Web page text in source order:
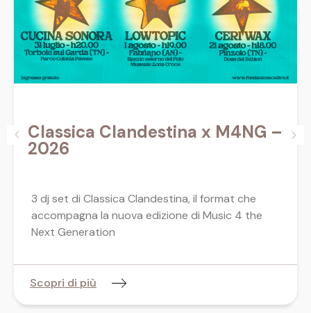
Classica Clandestina x M4NG –
2026
3 dj set di Classica Clandestina, il format che
accompagna la nuova edizione di Music 4 the
Next Generation
Scopri di più